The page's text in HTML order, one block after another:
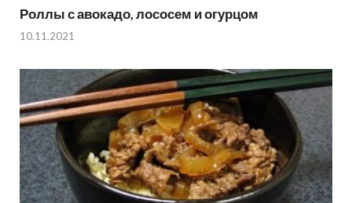
Роллы с авокадо, лососем и огурцом
10.11.2021